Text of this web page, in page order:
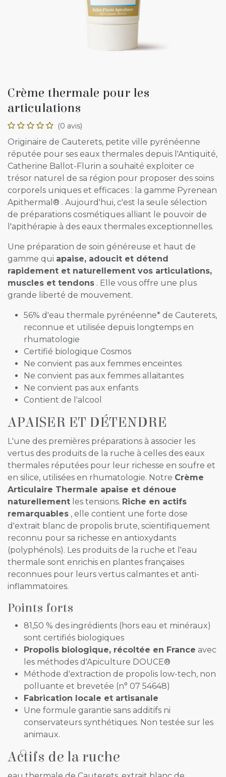
Crème thermale pour les
articulations
(0 avis)
Originaire de Cauterets, petite ville pyrénéenne
réputée pour ses eaux thermales depuis l'Antiquité,
Catherine Ballot-Flurin a souhaité exploiter ce
trésor naturel de sa région pour proposer des soins
corporels uniques et efficaces : la gamme Pyrenean
Apithermal® . Aujourd'hui, c'est la seule sélection
de préparations cosmétiques alliant le pouvoir de
l'apithérapie à des eaux thermales exceptionnelles.
Une préparation de soin généreuse et haut de
gamme qui apaise, adoucit et détend
rapidement et naturellement vos articulations,
muscles et tendons . Elle vous offre une plus
grande liberté de mouvement.
56% d'eau thermale pyrénéenne* de Cauterets,
reconnue et utilisée depuis longtemps en
rhumatologie
Certifié biologique Cosmos
Ne convient pas aux femmes enceintes
Ne convient pas aux femmes allaitantes
Ne convient pas aux enfants
Contient de l'alcool
APAISER ET DÉTENDRE
L'une des premières préparations à associer les
vertus des produits de la ruche à celles des eaux
thermales réputées pour leur richesse en soufre et
en silice, utilisées en rhumatologie. Notre Crème
Articulaire Thermale apaise et dénoue
naturellement les tensions. Riche en actifs
remarquables , elle contient une forte dose
d'extrait blanc de propolis brute, scientifiquement
reconnu pour sa richesse en antioxydants
(polyphénols). Les produits de la ruche et l'eau
thermale sont enrichis en plantes françaises
reconnues pour leurs vertus calmantes et anti-
inflammatoires.
Points forts
81,50 % des ingrédients (hors eau et minéraux)
sont certifiés biologiques
Propolis biologique, récoltée en France avec
les méthodes d'Apiculture DOUCE®️
Méthode d'extraction de propolis low-tech, non
polluante et brevetée (n° 07 54648)
Fabrication locale et artisanale
Une formule garantie sans additifs ni
conservateurs synthétiques. Non testée sur les
animaux.
Actifs de la ruche